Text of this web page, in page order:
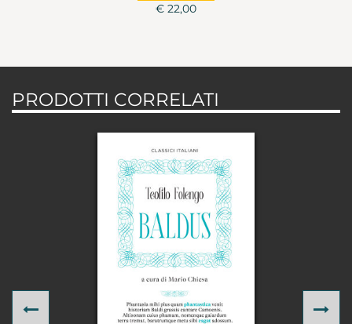
€ 22,00
PRODOTTI CORRELATI
Previous